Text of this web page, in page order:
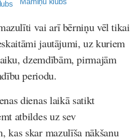
vai arī bērniņu vēl tikai
jautājumi, uz kuriem
dzemdībām, pirmajām
periodu.
dienas laikā satikt
atbildes uz sev
kas skar mazulīša nākšanu